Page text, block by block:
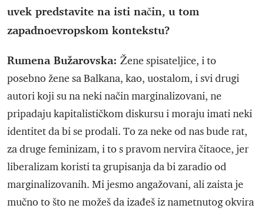
uvek predstavite na isti način, u tom
zapadnoevropskom kontekstu?
Rumena Bužarovska: Žene spisateljice, i to
posebno žene sa Balkana, kao, uostalom, i svi drugi
autori koji su na neki način marginalizovani, ne
pripadaju kapitalističkom diskursu i moraju imati neki
identitet da bi se prodali. To za neke od nas bude rat,
za druge feminizam, i to s pravom nervira čitaoce, jer
liberalizam koristi ta grupisanja da bi zaradio od
marginalizovanih. Mi jesmo angažovani, ali zaista je
mučno to što ne možeš da izađeš iz nametnutog okvira